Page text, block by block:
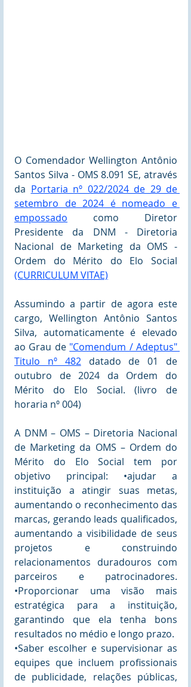
O Comendador Wellington Antônio
Santos Silva - OMS 8.091 SE, através
da Portaria nº 022/2024 de 29 de
setembro de 2024 é nomeado e
empossado como Diretor
Presidente da DNM - Diretoria
Nacional de Marketing da OMS -
(CURRICULUM VITAE)
Assumindo a partir de agora este
cargo, Wellington Antônio Santos
Silva, automaticamente é elevado
ao Grau de "Comendum / Adeptus"
Titulo nº 482 datado de 01 de
outubro de 2024 da Ordem do
Mérito do Elo Social. (livro de
horaria nº 004)
A DNM – OMS – Diretoria Nacional
de Marketing da OMS – Ordem do
Mérito do Elo Social tem por
objetivo principal: •ajudar a
instituição a atingir suas metas,
aumentando o reconhecimento das
marcas, gerando leads qualificados,
aumentando a visibilidade de seus
projetos e construindo
relacionamentos duradouros com
parceiros e patrocinadores.
•Proporcionar uma visão mais
estratégica para a instituição,
garantindo que ela tenha bons
resultados no médio e longo prazo.
•Saber escolher e supervisionar as
equipes que incluem profissionais
de publicidade, relações públicas,